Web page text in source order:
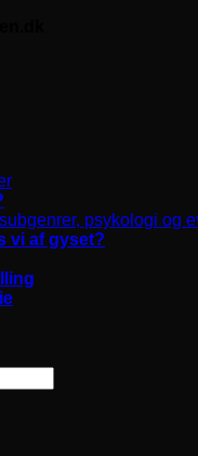
psykologi og
vi af gyset?